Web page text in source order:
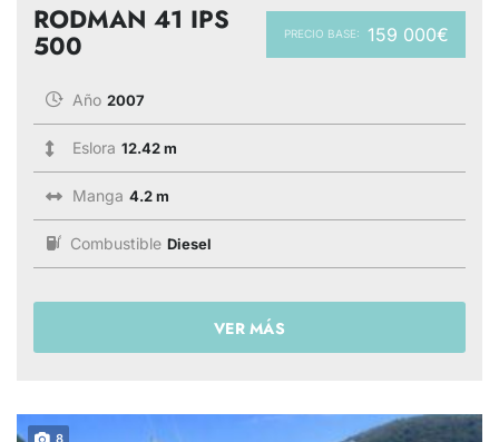
PRECIO BASE: 159 000€
RODMAN 41 IPS
500
Año 2007
Eslora 12.42 m
Manga 4.2 m
Combustible Diesel
VER MÁS
8